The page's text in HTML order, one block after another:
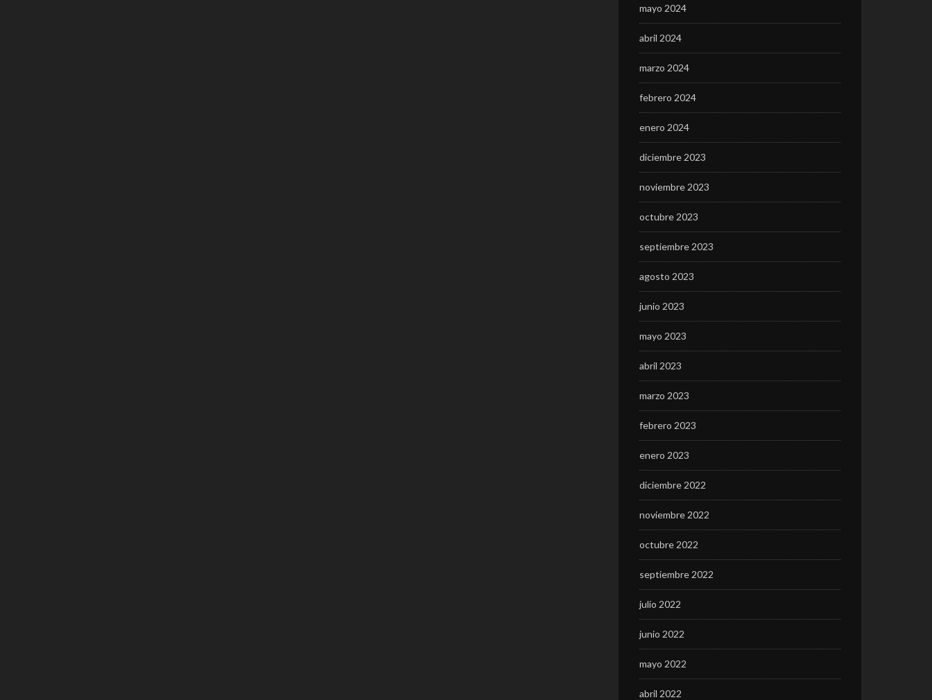
mayo 2024
abril 2024
marzo 2024
febrero 2024
enero 2024
diciembre 2023
noviembre 2023
octubre 2023
septiembre 2023
agosto 2023
junio 2023
mayo 2023
abril 2023
marzo 2023
febrero 2023
enero 2023
diciembre 2022
noviembre 2022
octubre 2022
septiembre 2022
julio 2022
junio 2022
mayo 2022
abril 2022